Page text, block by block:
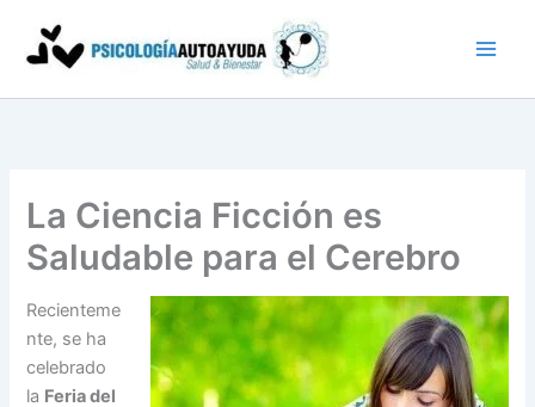
contenido
La Ciencia Ficción es
Saludable para el Cerebro
Recienteme
nte, se ha
celebrado
la Feria del